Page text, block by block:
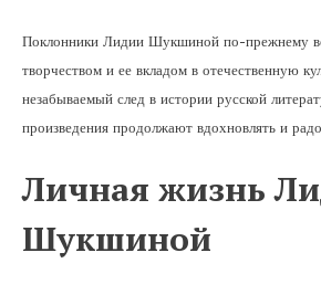
Поклонники Лидии Шукшиной по-прежнему
творчеством и ее вкладом в отечественную
незабываемый след в истории русской
произведения продолжают вдохновлять и
Личная жизнь
Шукшиной